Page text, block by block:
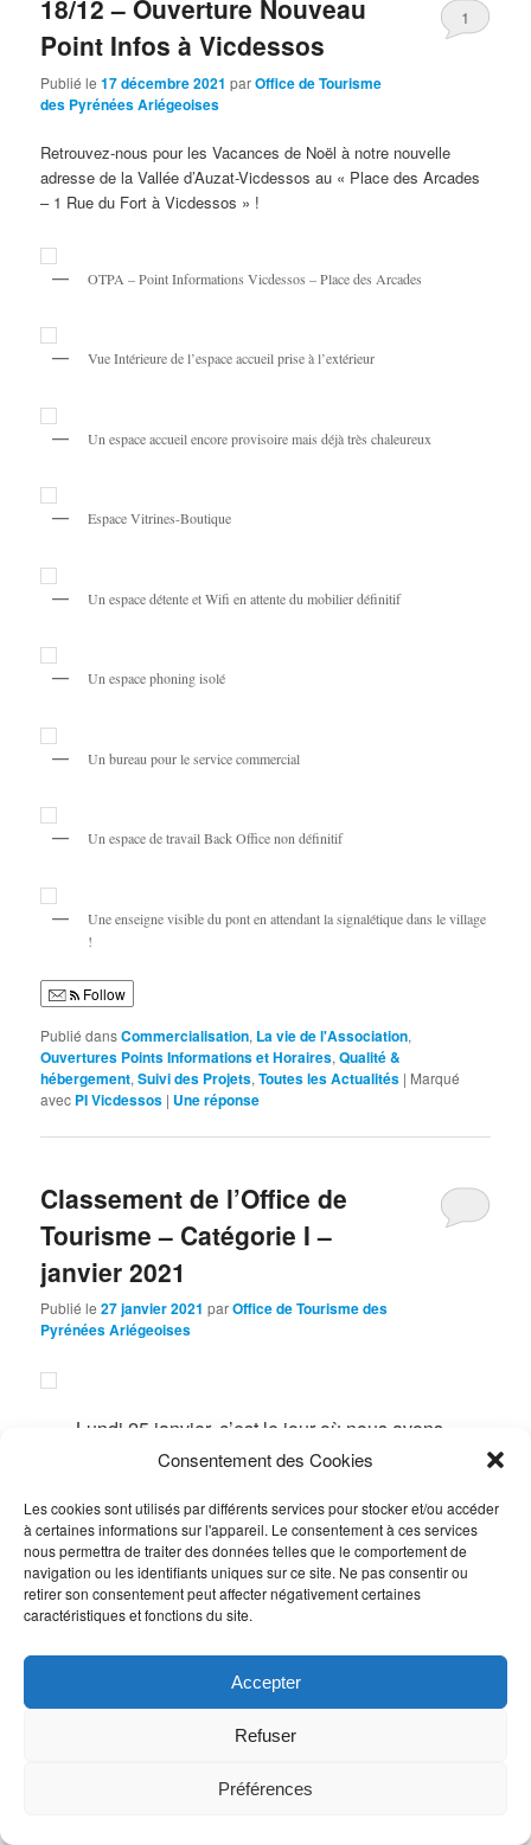
Consentement des Cookies
Les cookies sont utilisés par différents services pour stocker et/ou accéder
à certaines informations sur l'appareil. Le consentement à ces services
nous permettra de traiter des données telles que le comportement de
navigation ou les identifiants uniques sur ce site. Ne pas consentir ou
retirer son consentement peut affecter négativement certaines
caractéristiques et fonctions du site.
Accepter
Refuser
Préférences
18/12 – Ouverture Nouveau
Point Infos à Vicdessos
Publié le17 décembre 2021 parOffice de Tourisme
des Pyrénées Ariégeoises
1
Retrouvez-nous pour les Vacances de Noël à notre nouvelle
adresse de la Vallée d’Auzat-Vicdessos au « Place des Arcades
– 1 Rue du Fort à Vicdessos » !
OTPA – Point Informations Vicdessos – Place des Arcades
Vue Intérieure de l’espace accueil prise à l’extérieur
Un espace accueil encore provisoire mais déjà très chaleureux
Espace Vitrines-Boutique
Un espace détente et Wifi en attente du mobilier définitif
Un espace phoning isolé
Un bureau pour le service commercial
Un espace de travail Back Office non définitif
Une enseigne visible du pont en attendant la signalétique dans le village
!
Follow
Publié dansCommercialisation, La vie de l'Association,
Ouvertures Points Informations et Horaires,Qualité &
hébergement,Suivi des Projets,Toutes les Actualités | Marqué
avec PI Vicdessos | Uneréponse
Classement de l’Office de
Tourisme – Catégorie I –
janvier 2021
Publié le27 janvier 2021 parOffice de Tourisme des
Pyrénées Ariégeoises
Lundi 25 janvier, c’est le jour où nous avons
reçu l’obtention du plus haut niveau de
Catégorie 1 ». C’est une récompense d’une
longue démarche de qualification de 5
années pour toute l’équipe.
Lors de la fusion Donezan – Vallées d’Ax – Tarascon –
Vicdessos en 2018, l’association intercommunautaire des
Pyrénées Ariégeoises a inscrit dans ces statuts cet objectif
« Article 14 : Afin de répondre à l’ensemble
Pyrénées Ariégeoises », …il devra au minimum être classé en